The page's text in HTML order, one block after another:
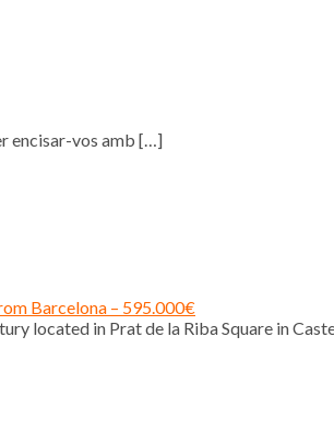
encisar-vos amb […]
Barcelona – 595.000€
located in Prat de la Riba Square in